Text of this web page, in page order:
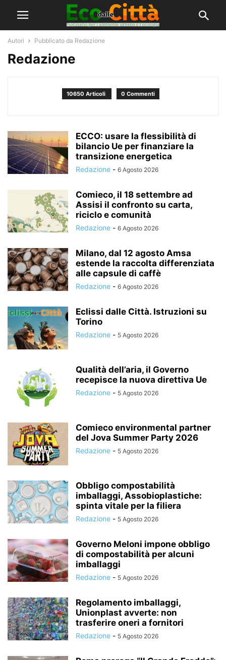
Autori Pubblicato da Redazione
Redazione
10650 Articoli 0 Commenti
ECCO: usare la flessibilità di
bilancio Ue per finanziare la
transizione energetica
Redazione - 6 Agosto 2026
Comieco, il 18 settembre ad
Assisi il confronto su carta,
riciclo e comunità
Redazione - 6 Agosto 2026
Milano, dal 12 agosto Amsa
estende la raccolta differenziata
alle capsule di caffè
Redazione - 6 Agosto 2026
Eclissi dalle Città. Istruzioni su
Torino
Redazione - 5 Agosto 2026
Qualità dell’aria, il Governo
recepisce la nuova direttiva Ue
Redazione - 5 Agosto 2026
Comieco environmental partner
del Jova Summer Party 2026
Redazione - 5 Agosto 2026
Obbligo compostabilità
imballaggi, Assobioplastiche:
spinta vitale per la filiera
Redazione - 5 Agosto 2026
Governo Meloni impone obbligo
di compostabilità per alcuni
imballaggi
Redazione - 5 Agosto 2026
Regolamento imballaggi,
Unionplast avverte: non
trasferire oneri a fornitori
Redazione - 5 Agosto 2026